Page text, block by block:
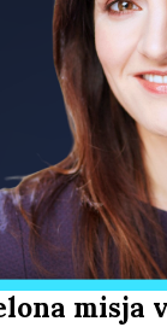
misja